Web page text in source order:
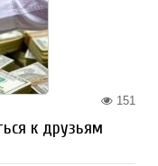
151
к друзьям